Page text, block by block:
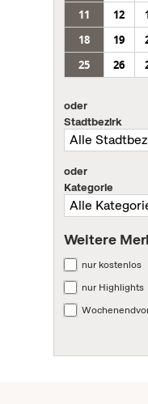
11
12
18
19
25
26
oder
Stadtbezirk
oder
Kategorie
Weitere
nur kostenlos
nur Highlights